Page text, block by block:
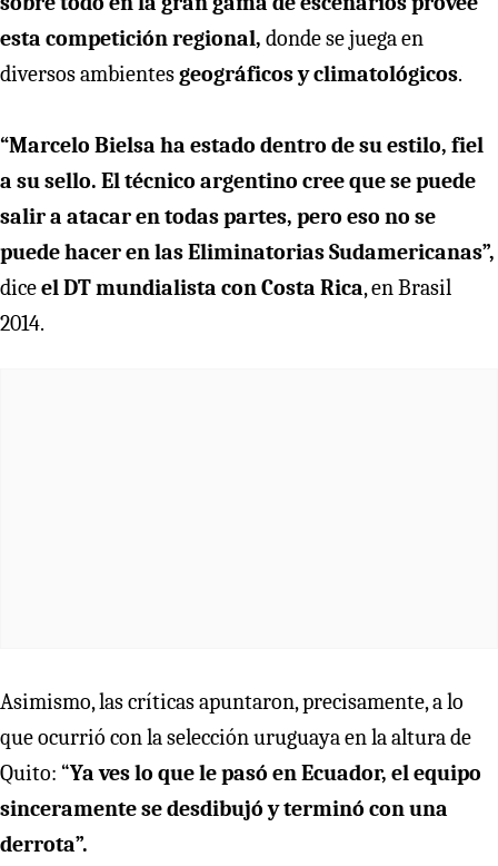
esta competición regional, donde se juega en
diversos ambientesgeográficos y climatológicos.
“Marcelo Bielsa ha estado dentro de su estilo, fiel
a su sello. El técnico argentino cree que se puede
salir a atacar en todas partes, pero eso no se
puede hacer en las Eliminatorias Sudamericanas”,
diceel DT mundialista con Costa Rica, en Brasil
2014.
Asimismo, las críticas apuntaron, precisamente, a lo
que ocurrió con la selección uruguaya en la altura de
Quito: “Ya ves lo que le pasó en Ecuador, el equipo
sinceramente se desdibujó y terminó con una
derrota”.